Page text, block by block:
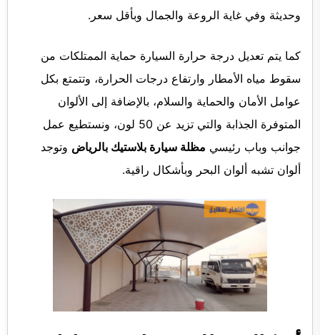
وحديثة وفي غاية الروعة والجمال وبأقل سعر.
كما يتم تعديل درجة حرارة السيارة حماية الممتلكات من
سقوط مياه الأمطار وارتفاع درجات الحرارة، وتتمتع بكل
عوامل الأمان والحماية والسلام، بالإضافة إلى الألوان
المتوفرة الجذابة والتي تزيد عن 50 لون، ونستطيع عمل
جوانب وباب رئيسي مظلة سيارة بلاستيك بالرياض وتوجد
ألوان تشبه ألوان البحر وبأشكال راقية.